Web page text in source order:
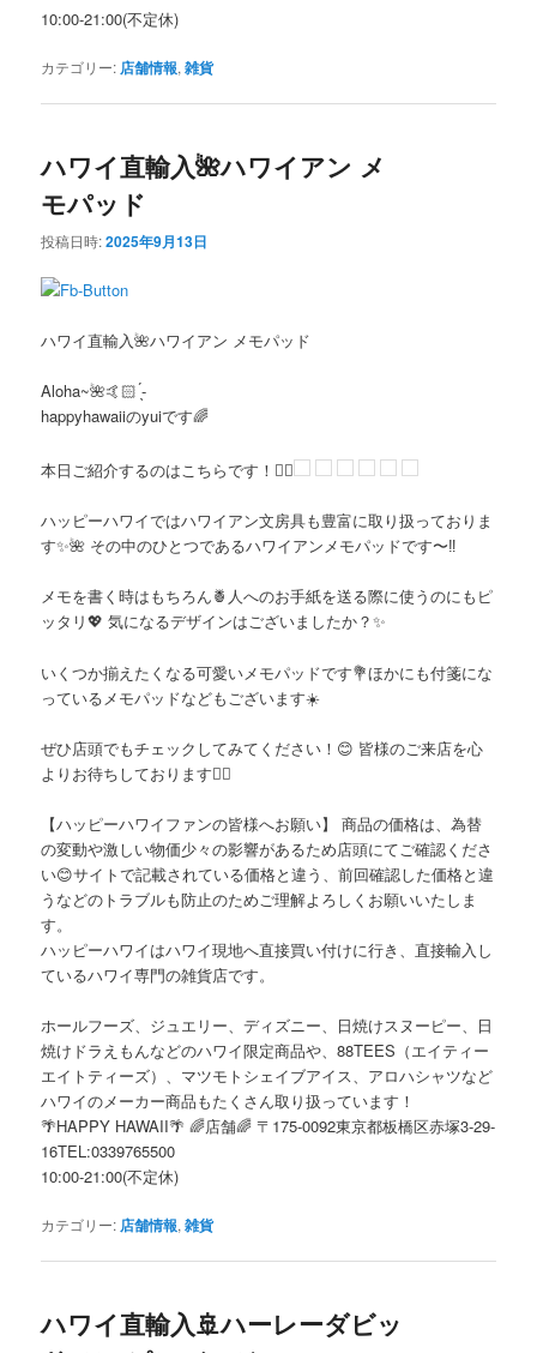
10:00-21:00(不定休)
カテゴリー: 店舗情報,雑貨
ハワイ直輸入🌺ハワイアン メ
モパッド
投稿日時:2025年9月13日
ハワイ直輸入🌺ハワイアン メモパッド
Aloha~🌺🤙🏻 ̖́-
happyhawaiiのyuiです🌈
本日ご紹介するのはこちらです！👇🏻
ハッピーハワイではハワイアン文房具も豊富に取り扱っておりま
す✨🌺 その中のひとつであるハワイアンメモパッドです〜‼️
メモを書く時はもちろん🍍人へのお手紙を送る際に使うのにもピ
ッタリ💖 気になるデザインはございましたか？✨
いくつか揃えたくなる可愛いメモパッドです💐ほかにも付箋にな
っているメモパッドなどもございます☀️
ぜひ店頭でもチェックしてみてください！😊 皆様のご来店を心
よりお待ちしております🙇‍♀️
【ハッピーハワイファンの皆様へお願い】 商品の価格は、為替
の変動や激しい物価少々の影響があるため店頭にてご確認くださ
い😊サイトで記載されている価格と違う、前回確認した価格と違
うなどのトラブルも防止のためご理解よろしくお願いいたしま
す。
ハッピーハワイはハワイ現地へ直接買い付けに行き、直接輸入し
ているハワイ専門の雑貨店です。
ホールフーズ、ジュエリー、ディズニー、日焼けスヌーピー、日
焼けドラえもんなどのハワイ限定商品や、88TEES（エイティー
エイトティーズ）、マツモトシェイブアイス、アロハシャツなど
ハワイのメーカー商品もたくさん取り扱っています！
🌴HAPPY HAWAII🌴 🌈店舗🌈 〒175-0092東京都板橋区赤塚3-29-
16TEL:0339765500
10:00-21:00(不定休)
カテゴリー: 店舗情報,雑貨
ハワイ直輸入🚢ハーレーダビッ